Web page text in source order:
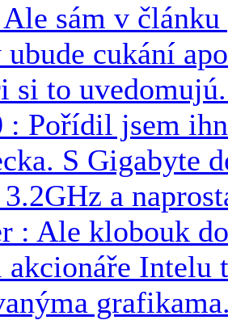
sám v
cukání
si to
Pořídil jsem
S Gigabyte
a
: Ale klobouk
akcionáře Intelu